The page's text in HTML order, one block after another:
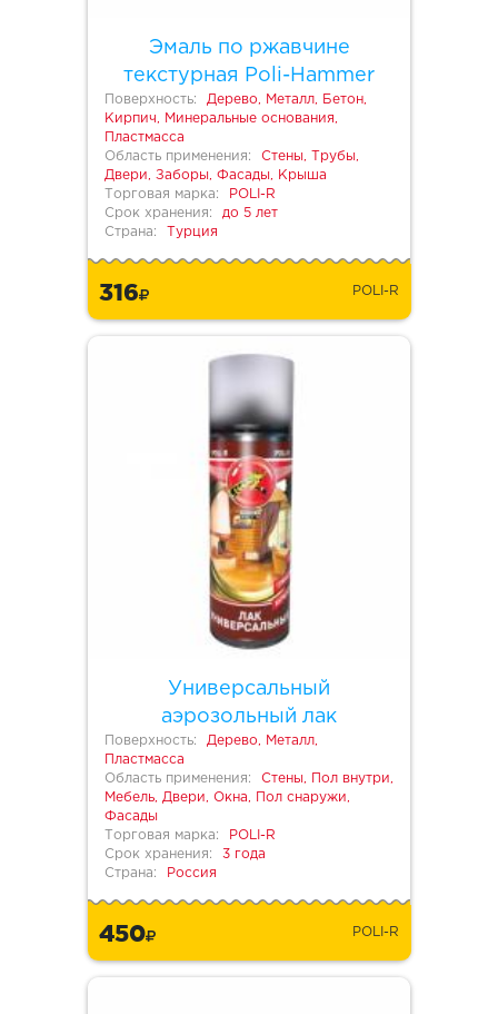
Эмаль по ржавчине
текстурная Poli-Hammer
Поверхность:
Дерево, Металл, Бетон,
Кирпич, Минеральные основания,
Пластмасса
Область применения:
Стены, Трубы,
Двери, Заборы, Фасады, Крыша
Торговая марка:
POLI-R
Срок хранения:
до 5 лет
Страна:
Турция
316 POLI-R
Универсальный
аэрозольный лак
Поверхность:
Дерево, Металл,
Пластмасса
Область применения:
Стены, Пол внутри,
Мебель, Двери, Окна, Пол снаружи,
Фасады
Торговая марка:
POLI-R
Срок хранения:
3 года
Страна:
Россия
450 POLI-R